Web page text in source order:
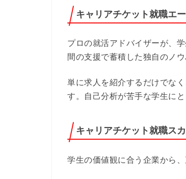
キャリアチケット就職エ
プロの就活アドバイザーが、
間の支援で蓄積した独自のノウ
単に求人を紹介するだけでな
す。自己分析が苦手な学生に
キャリアチケット就職ス
学生の価値観に合う企業から